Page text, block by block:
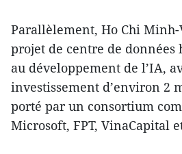
Parallèlement, Ho Chi
projet de centre de données
au développement de l’IA,
investissement d’environ 2
porté par un consortium
Microsoft, FPT, VinaCapital